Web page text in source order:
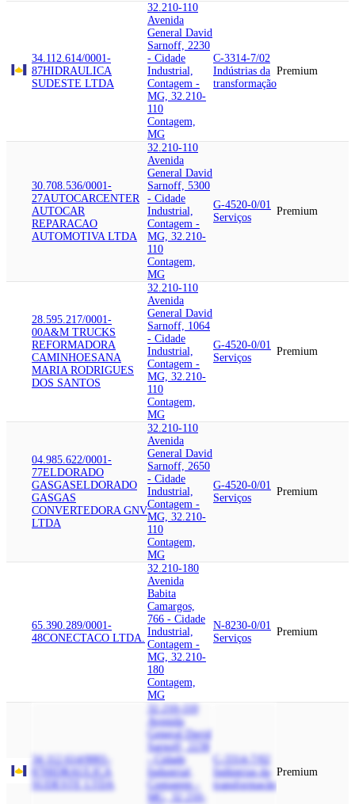
34.112.614/0001-
87HIDRAULICA
SUDESTE LTDA
32.210-110
Avenida
General David
Sarnoff, 2230
- Cidade
Industrial,
Contagem -
MG, 32.210-
110
Contagem,
MG
C-3314-7/02
Indústrias da
transformação
Premium
30.708.536/0001-
27AUTOCARCENTER
AUTOCAR
REPARACAO
AUTOMOTIVA LTDA
32.210-110
Avenida
General David
Sarnoff, 5300
- Cidade
Industrial,
Contagem -
MG, 32.210-
110
Contagem,
MG
G-4520-0/01
Serviços
Premium
28.595.217/0001-
00A&M TRUCKS
REFORMADORA
CAMINHOESANA
MARIA RODRIGUES
DOS SANTOS
32.210-110
Avenida
General David
Sarnoff, 1064
- Cidade
Industrial,
Contagem -
MG, 32.210-
110
Contagem,
MG
G-4520-0/01
Serviços
Premium
04.985.622/0001-
77ELDORADO
GASGASELDORADO
GASGAS
CONVERTEDORA GNV
LTDA
32.210-110
Avenida
General David
Sarnoff, 2650
- Cidade
Industrial,
Contagem -
MG, 32.210-
110
Contagem,
MG
G-4520-0/01
Serviços
Premium
65.390.289/0001-
48CONECTACO LTDA.
32.210-180
Avenida
Babita
Camargos,
766 - Cidade
Industrial,
Contagem -
MG, 32.210-
180
Contagem,
MG
N-8230-0/01
Serviços
Premium
34.112.614/0001-
HIDRAULICA
SUDESTE LTDA
32.210-110
Avenida
General David
Sarnoff, 2230
- Cidade
Industrial,
Contagem -
MG, 32.210-
C-3314-7/02
Indústrias da
transformação
Premium